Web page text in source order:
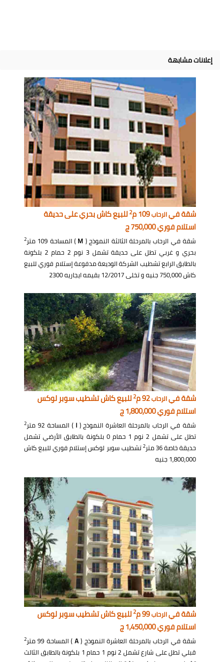
إعلانات مشابهة
شقة فيالرحاب109 م 2للبيع كاش بحري على حديقة
استلام فوري 750,000 ج
شقة في الرحاب بالمرحلة الثالثة النموذج ( M ) المساحة 109 متر 2
بحري و غربي تطل على حديقة تشمل 3 نوم 2 حمام 2 بلكونة
بالطابق الرابع تشطيب الشركة الوديعة مدفوعة إستلام فوري للبيع
كاش 750,000 جنيه و تخلى 12/2017 بقيمه ايجاريه 2300
شقة فيالرحاب 2للبيع كاش تشطيب سوبر لوكس
استلام فوري 1,800,000 ج
شقة في الرحاب بالمرحلة العاشرة النموذج (I ) المساحة 92 متر 2
تطل على تشمل 2 نوم 1 حمام 0 بلكونة بالطابق الأرضي تشمل
حديقة خاصة 36 متر
2تشطيب سوبر لوكس إستلام فوري للبيع كاش
1,800,000 جنيه
شقة فيالرحاب99 م 2للبيع كاش تشطيب سوبر لوكس
استلام فوري 1,450,000 ج
شقة في الرحاب بالمرحلة العاشرة النموذج (A ) المساحة 99 متر 2
قبلي تطل على شارع تشمل 2 نوم 1 حمام 1 بلكونة بالطابق الثالث